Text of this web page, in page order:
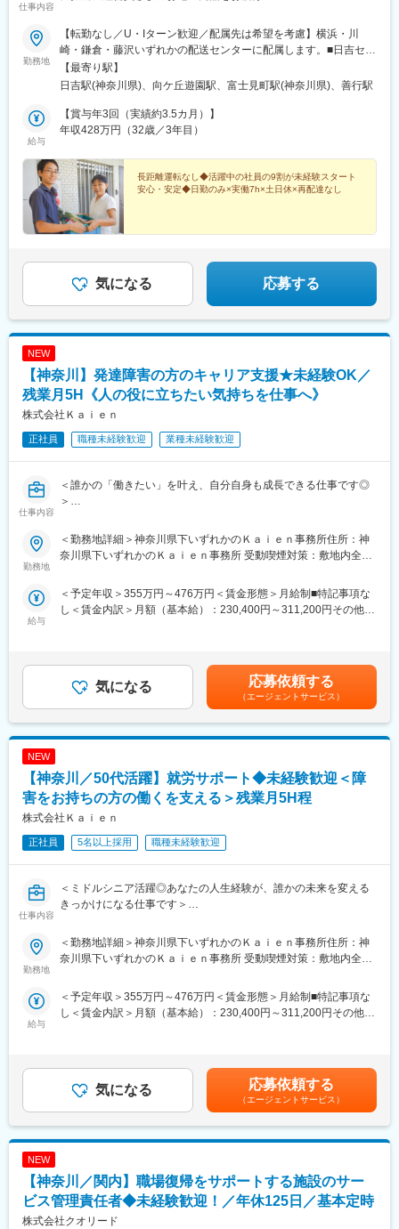
仕事内容
勤務地
【転勤なし／U・Iターン歓迎／配属先は希望を考慮】横浜・川
崎・鎌倉・藤沢いずれかの配送センターに配属します。■日吉セン
ター（横浜市港北区）神奈川県横浜市港北区日吉5-21-31各線「日
吉駅」よりバスで10分■初山センター（川崎市宮前区）神奈川県
ンター（鎌倉市）神奈川県鎌倉市台5-2-22各線「大船駅」より徒
歩15分■藤沢センター（藤沢市）神奈川県藤沢市善行6-19-51小田
面禁煙（敷地内喫煙可能場所あり）
【最寄り駅】
日吉駅(神奈川県)、向ケ丘遊園駅、富士見町駅(神奈川県)、善行駅
給与
【賞与年3回（実績約3.5カ月）】
年収428万円（32歳／3年目）
長距離運転なし◆活躍中の社員の9割が未経験スタート
安心・安定◆日勤のみ×実働7h×土日休×再配達なし
気になる 応募する
NEW
【神奈川】発達障害の方のキャリア支援★未経験OK／
残業月5H《人の役に立ちたい気持ちを仕事へ》
株式会社Ｋａｉｅｎ
正社員 職種未経験歓迎 業種未経験歓迎
仕事内容
＜誰かの「働きたい」を叶え、自分自身も成長できる仕事です◎
＞
【仕事の魅力ポイント】
・年次関係なく挑戦できるフラットな環境。新しい企画や取り組
みにも積極的に関われる
いう瞬間に立ち会えるやりがい
・福祉の経験は不問◎研修制度も充実しており成長に合わせてサ
当社では、「働きたいけれど自信が持てない」「何度挑戦しても
うまくいかない」と悩む障害のある方に対し、就職から職場定着
までを一貫して支援しています。
利用者様が自信を取り戻し、新たな一歩を踏み出していく姿を間
近で見届けられることはもちろん、自分自身も人材支援・キャリ
・障害のある方の就活支援（キャリアカウンセリング・ビジネス
マナーのレクチャー・面接練習対応、企業訪問・面接同行な
ど）、定着支援
・関係機関との連携
・職業訓練の開発・運営補助
イトの登録会員）
※「プレ就労移行支援」ともいえる「自立訓練（生活訓練）」で勤
■研修について：
◎入社時から段階的で充実した研修制度を整えています。
・入社1・3・6か月ごとに、業務の振り返りや成長確認を行いま
す。
◎キャリアに合わせた研修を提供し、常に学んでいける環境
■業界未経験の方も多数活躍！
福祉業界の経験は問いません。
持つ社員が活躍！
■当社について
2009年創業。「障害 × 強み × 仕事」の領域で、人材紹介や就労支
勤務地
＜勤務地詳細＞神奈川県下いずれかのＫａｉｅｎ事務所住所：神
奈川県下いずれかのＫａｉｅｎ事務所 受動喫煙対策：敷地内全面
給与
＜予定年収＞355万円～476万円＜賃金形態＞月給制■特記事項な
し＜賃金内訳＞月額（基本給）：230,400円～311,200円その他固
より変更になる可能性があります。賃金はあくまでも目安の金額
であり、選考を通じて上下する可能性があります。月給(月額)は固
定手当を含めた表記です。
気になる 応募依頼する
（エージェントサービス）
NEW
【神奈川／50代活躍】就労サポート◆未経験歓迎＜障
害をお持ちの方の働くを支える＞残業月5H程
株式会社Ｋａｉｅｎ
正社員 5名以上採用 職種未経験歓迎
仕事内容
＜ミドルシニア活躍◎あなたの人生経験が、誰かの未来を変える
きっかけになる仕事です＞
【仕事の魅力ポイント】
・これまでの社会人経験や人生経験が支援に活かせる
・利用者様の「就職できました」「人生が変わりました」という
・残業5H程度で会社として効率よく業務ができるように取り組み
貫して支援しています。
利用者様が自分らしい働き方を見つけていけるようサポートして
いくのはこの仕事ならではの大きなやりがいです。
・障害のある方の就活支援（キャリアカウンセリング・ビジネス
マナーのレクチャー・面接練習対応、企業訪問・面接同行な
・関係機関との連携
・職業訓練の開発・運営補助
・企業に対する人材紹介・マッチング（訓練生・同社運営求人サ
イトの登録会員）
勤務地
＜勤務地詳細＞神奈川県下いずれかのＫａｉｅｎ事務所住所：神
奈川県下いずれかのＫａｉｅｎ事務所 受動喫煙対策：敷地内全面
給与
＜予定年収＞355万円～476万円＜賃金形態＞月給制■特記事項な
し＜賃金内訳＞月額（基本給）：230,400円～311,200円その他固
イムの場合）※賞与、手当の支給対象・支給額は、評価や状況によ
り変更になる可能性があります。賃金はあくまでも目安の金額で
あり、選考を通じて上下する可能性があります。月給(月額)は固定
手当を含めた表記です。
気になる 応募依頼する
（エージェントサービス）
NEW
【神奈川／関内】職場復帰をサポートする施設のサー
ビス管理責任者◆未経験歓迎！／年休125日／基本定時
株式会社クオリード